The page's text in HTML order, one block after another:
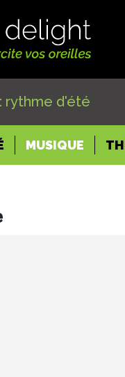
rythme d'été
MUSIQUE